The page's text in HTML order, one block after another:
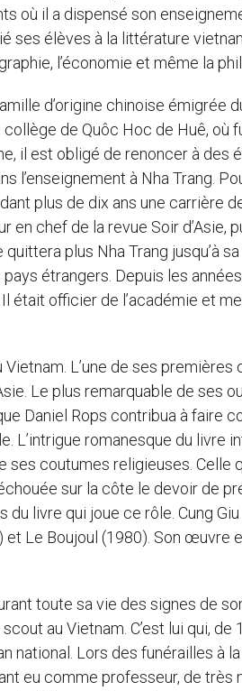
où il a dispensé son
ses élèves à la littérature
l’économie et même la
d’origine chinoise émigrée
de Quôc Hoc de Huê, où
il est obligé de renoncer à des
l’enseignement à Nha Trang.
plus de dix ans une carrière
chef de la revue Soir d’Asie,
plus Nha Trang jusqu’à
étrangers. Depuis les
était officier de l’académie et
L’une de ses
Le plus remarquable de ses
Daniel Rops contribua à faire
L’intrigue romanesque du livre
ses coutumes religieuses. Celle
sur la côte le devoir de
du livre qui joue ce rôle. Cung
Le Boujoul (1980). Son œuvre
toute sa vie des signes de
au Vietnam. C’est lui qui,
Lors des funérailles à
eu comme professeur, de très